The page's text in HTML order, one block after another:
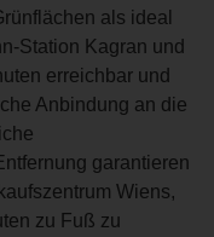
als ideal
Station Kagran und
erreichbar und
Anbindung an die
garantieren
Wiens,
zu Fuß zu